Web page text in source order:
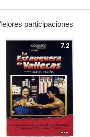
participaciones
7.2